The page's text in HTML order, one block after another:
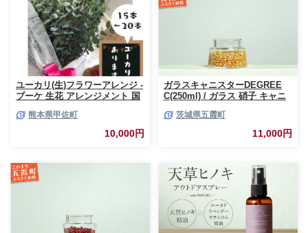
ユーカリ(生)フラワーアレンジ -
ブーケ 生花 アレンジメント 国
ンテリア 虫よけ作用 人気 おす
熊本県甲佐町
10,000円
ガラスキャニスターDEGREE
C(250ml) / ガラス 硝子 キャニ
耐熱 一生もの 職人 こだわり
JIDA デザインミュージアムセ
レクション 茨城県 五霞町
茨城県五霞町
11,000円